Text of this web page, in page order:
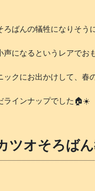
ろばんの犠牲になりそう
声になるというレアでお
ックにお出かけして、春
ラインナップでした🏠️☀️
ツオそろば